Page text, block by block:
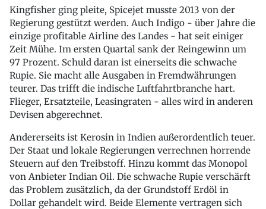
Kingfisher ging pleite, Spicejet musste 2013 von der
Regierung gestützt werden. Auch Indigo - über Jahre die
einzige profitable Airline des Landes - hat seit einiger
Zeit Mühe. Im ersten Quartal sank der Reingewinn um
97 Prozent. Schuld daran ist einerseits die schwache
Rupie. Sie macht alle Ausgaben in Fremdwährungen
teurer. Das trifft die indische Luftfahrtbranche hart.
Flieger, Ersatzteile, Leasingraten - alles wird in anderen
Devisen abgerechnet.
Andererseits ist Kerosin in Indien außerordentlich teuer.
Der Staat und lokale Regierungen verrechnen horrende
Steuern auf den Treibstoff. Hinzu kommt das Monopol
von Anbieter Indian Oil. Die schwache Rupie verschärft
das Problem zusätzlich, da der Grundstoff Erdöl in
Dollar gehandelt wird. Beide Elemente vertragen sich